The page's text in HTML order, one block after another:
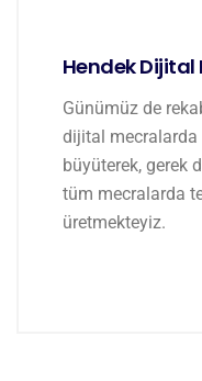
Hendek Dijital
Günümüz de
dijital mecralarda
büyüterek, gerek
tüm mecralarda
üretmekteyiz.